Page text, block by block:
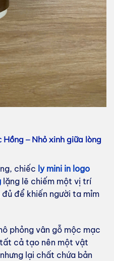
Hồng – Nhỏ xinh giữa lòng
chiếc ly mini in logo
lặng lẽ chiếm một vị trí
để khiến người ta mỉm
phỏng vân gỗ mộc mạc
cả tạo nên một vật
lại chất chứa bản